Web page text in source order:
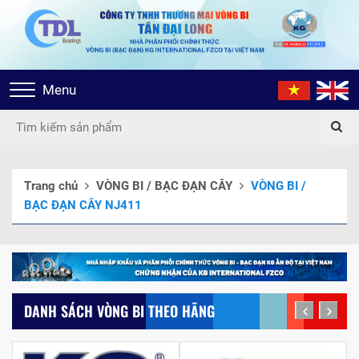
Toggle
navigation
Menu
Trang chủ VÒNG BI / BẠC ĐẠN CÂY
VÒNG BI /
BẠC ĐẠN CÂY NJ411
DANH SÁCH VÒNG BI THEO HÃNG prev next